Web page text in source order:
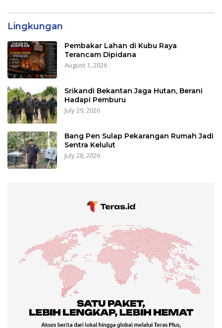
Lingkungan
Pembakar Lahan di Kubu Raya
Terancam Dipidana
August 1, 2026
Srikandi Bekantan Jaga Hutan, Berani
Hadapi Pemburu
July 29, 2026
Bang Pen Sulap Pekarangan Rumah Jadi
Sentra Kelulut
July 28, 2026